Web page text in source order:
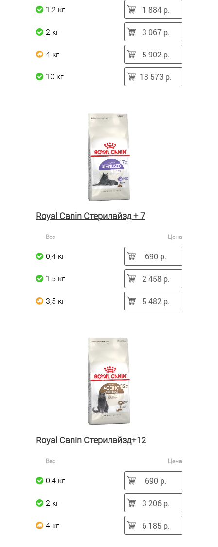
1,2 кг 1 884 р.
2 кг 3 067 р.
4 кг 5 902 р.
10 кг 13 573 р.
Royal Canin Стерилайзд + 7
Вес Цена
0,4 кг 690 р.
1,5 кг 2 458 р.
3,5 кг 5 482 р.
Royal Canin Стерилайзд+12
Вес Цена
0,4 кг 690 р.
2 кг 3 206 р.
4 кг 6 185 р.